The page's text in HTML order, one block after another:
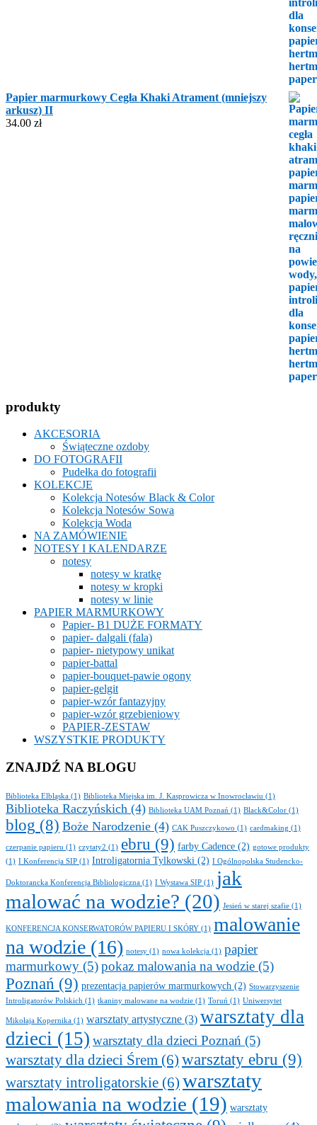
Papier marmurkowy Cegła Khaki Atrament (mniejszy
arkusz) II
34.00 zł
produkty
AKCESORIA
Świąteczne ozdoby
DO FOTOGRAFII
Pudełka do fotografii
KOLEKCJE
Kolekcja Notesów Black & Color
Kolekcja Notesów Sowa
Kolekcja Woda
NA ZAMÓWIENIE
NOTESY I KALENDARZE
notesy
notesy w kratkę
notesy w kropki
notesy w linie
PAPIER MARMURKOWY
Papier- B1 DUŻE FORMATY
papier- dalgali (fala)
papier- nietypowy unikat
papier-battal
papier-bouquet-pawie ogony
papier-gelgit
papier-wzór fantazyjny
papier-wzór grzebieniowy
PAPIER-ZESTAW
WSZYSTKIE PRODUKTY
ZNAJDŹ NA BLOGU
Biblioteka Elbląska (1) Biblioteka Miejska im. J. Kasprowicza w Inowrocławiu (1)
Biblioteka Raczyńskich (4) Biblioteka UAM Poznań (1) Black&Color (1)
blog (8) Boże Narodzenie (4) CAK Puszczykowo (1) cardmaking (1)
czerpanie papieru (1) czytaty2 (1) ebru (9) farby Cadence (2) gotowe produkty
(1) I Konferencja SIP (1) Introligatornia Tylkowski (2) I Ogólnopolska Studencko-
Doktorancka Konferencja Bibliologiczna (1) I Wystawa SIP (1) jak
malować na wodzie? (20) Jesień w starej szafie (1)
KONFERENCJA KONSERWATORÓW PAPIERU I SKÓRY (1) malowanie
na wodzie (16) notesy (1) nowa kolekcja (1) papier
marmurkowy (5)pokaz malowania na wodzie (5)
Poznań (9) prezentacja papierów marmurkowych (2) Stowarzyszenie
Introligatorów Polskich (1) tkaniny malowane na wodzie (1) Toruń (1) Uniwersytet
Mikołaja Kopernika (1) warsztaty artystyczne (3) warsztaty dla
dzieci (15) warsztaty dla dzieci Poznań (5)
warsztaty dla dzieci Śrem (6) warsztaty ebru (9)
warsztaty introligatorskie (6) warsztaty
malowania na wodzie (19) warsztaty